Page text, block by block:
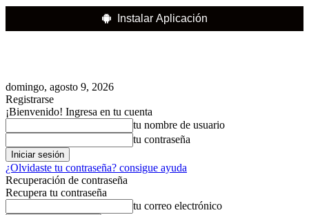
Instalar Aplicación
domingo, agosto 9, 2026
Registrarse
¡Bienvenido! Ingresa en tu cuenta
tu nombre de usuario
tu contraseña
¿Olvidaste tu contraseña? consigue ayuda
Recuperación de contraseña
Recupera tu contraseña
tu correo electrónico